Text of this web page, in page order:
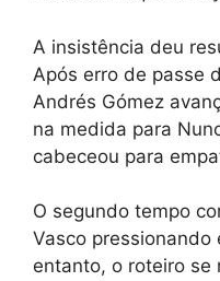
A insistência deu
Após erro de passe
Andrés Gómez
na medida para
cabeceou para
O segundo tempo
Vasco
entanto, o roteiro se